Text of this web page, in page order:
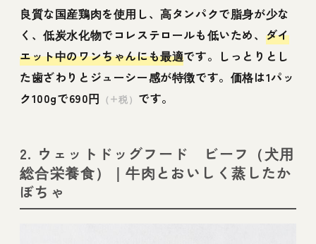
良質な国産鶏肉を使用し、高タンパクで脂身が少な
く、低炭水化物でコレステロールも低いため、 ダイ
エット中のワンちゃんにも最適です。しっとりとし
た歯ざわりとジューシー感が特徴です。価格は1パッ
ク100gで690円 （+税） です。
2. ウェットドッグフード ビーフ（犬用
総合栄養食）｜牛肉とおいしく蒸したか
ぼちゃ